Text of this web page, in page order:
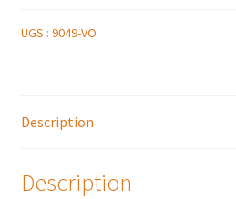
VOLAILLE
ET
UGS : 9049-VO
Description
Description